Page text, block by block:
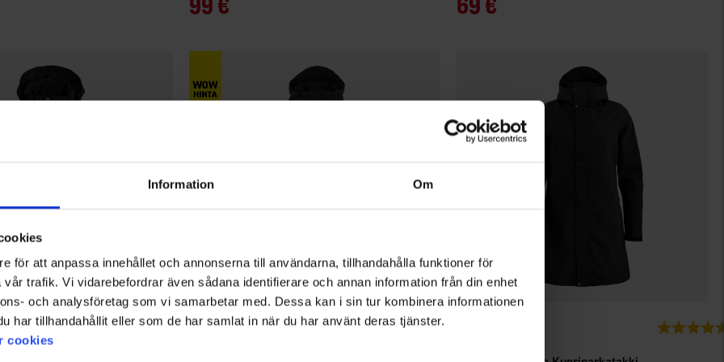
Information Om
för att anpassa innehållet och annonserna till användarna, tillhandahålla funktioner för
trafik. Vi vidarebefordrar även sådana identifierare och annan information från din enhet
och analysföretag som vi samarbetar med. Dessa kan i sin tur kombinera informationen
har tillhandahållit eller som de har samlat in när du har använt deras tjänster.
cookies
Arvio: 4.5 5:sta tähdestä
7120 Arvio: 4.5 5:sta tähdestä Arvio: